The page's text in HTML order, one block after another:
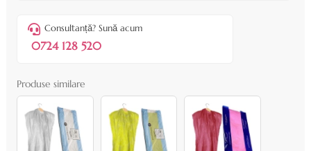
Consultanță? Sună acum
0724 128 520
Produse similare